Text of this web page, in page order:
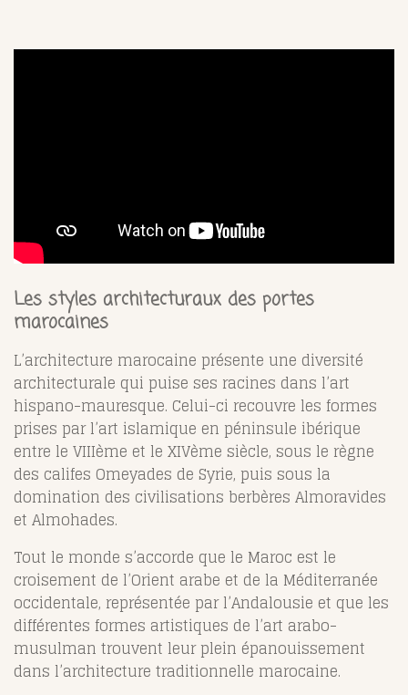
Les styles architecturaux des portes
marocaines
L’architecture marocaine présente une diversité
architecturale qui puise ses racines dans l’art
hispano-mauresque. Celui-ci recouvre les formes
prises par l’art islamique en péninsule ibérique
entre le VIIIème et le XIVème siècle, sous le règne
des califes Omeyades de Syrie, puis sous la
domination des civilisations berbères Almoravides
et Almohades.
Tout le monde s’accorde que le Maroc est le
croisement de l’Orient arabe et de la Méditerranée
occidentale, représentée par l’Andalousie et que les
différentes formes artistiques de l’art arabo-
musulman trouvent leur plein épanouissement
dans l’architecture traditionnelle marocaine.